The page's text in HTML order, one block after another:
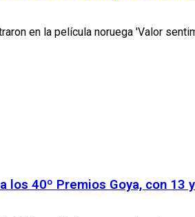
en la película noruega 'Valor
los 40º Premios Goya, con